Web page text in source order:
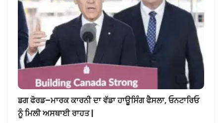
ਡਗ ਫੋਰਡ–ਮਾਰਕ ਕਾਰਨੀ ਦਾ ਵੱਡਾ ਹਾਊਸਿੰਗ ਫੈਸਲਾ, ਓਨਟਾਰਿਓ
ਨੂੰ ਮਿਲੀ ਅਸਥਾਈ ਰਾਹਤ |